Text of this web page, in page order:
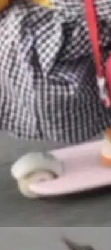
两项：
PoC走
用...
——bool
式、浅
的组
要知道
验、或
，两个
都在
Twitte
其他所
不一
年前的
Cloudf
的平台
年秘密
开源项
。 设
兼容
调——
自带一
个数据
消除
。当 cel
数据
...
夺
列成本暴
度明显
格除开
Ultra / Z
机器，
No
E这
Fold8 /
，且全
们本该
，一
的版
段。 De
最显
com
的。git
分
，Spac